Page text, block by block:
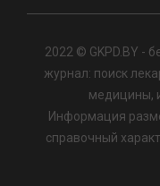
2022 © GKPD.BY -
журнал: поиск
медицины,
Информация
справочный